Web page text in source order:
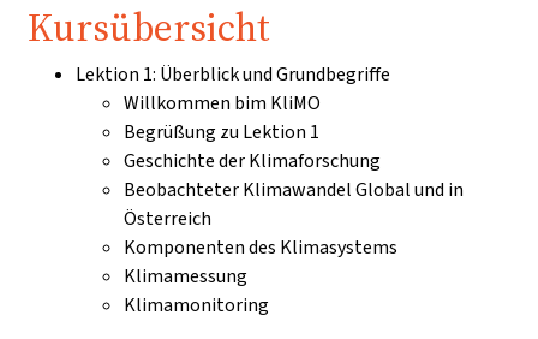
Kursübersicht
Lektion 1: Überblick und Grundbegriffe
Willkommen bim KliMO
Begrüßung zu Lektion 1
Geschichte der Klimaforschung
Beobachteter Klimawandel Global und in
Österreich
Komponenten des Klimasystems
Klimamessung
Klimamonitoring